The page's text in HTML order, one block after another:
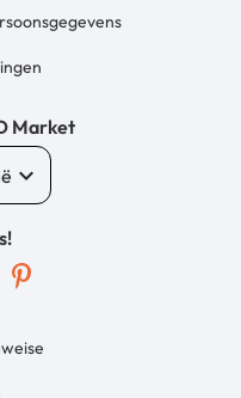
Market
keyboard_arrow_down